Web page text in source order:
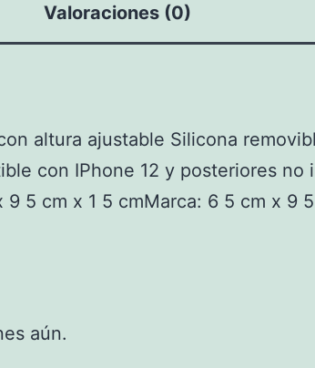
Valoraciones (0)
altura ajustable Silicona
con IPhone 12 y posteriores
9 5 cm x 1 5 cmMarca: 6 5 cm x 9
aún.